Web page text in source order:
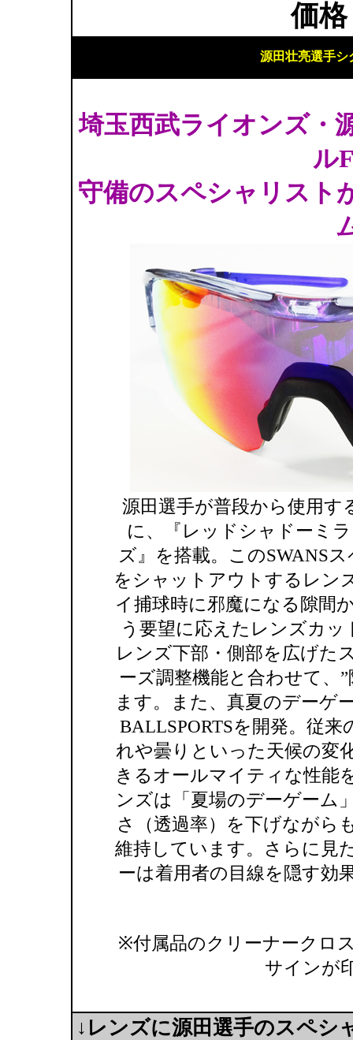
価格
源田壮亮選手シ
埼玉西武ライオンズ・
ル
守備のスペシャリスト
源田選手が普段から使用す
に、『レッドシャドーミ
ズ』を搭載。このSWANS
をシャットアウトするレン
イ捕球時に邪魔になる隙間
う要望に応えたレンズカッ
レンズ下部・側部を広げた
ーズ調整機能と合わせて、
ます。また、真夏のデーゲ
BALLSPORTSを開発。従来
れや曇りといった天候の変
きるオールマイティな性能
ンズは「夏場のデーゲーム
さ（透過率）を下げながら
維持しています。さらに見
ーは着用者の目線を隠す効
※付属品のクリーナークロ
サインが
↓レンズに源田選手のスペシ